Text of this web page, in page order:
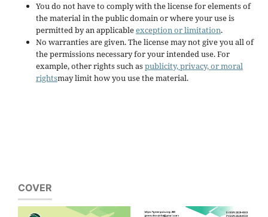
You do not have to comply with the license for elements of
the material in the public domain or where your use is
permitted by an applicableexception or limitation.
No warranties are given. The license may not give you all of
the permissions necessary for your intended use. For
example, other rights such aspublicity, privacy, or moral
rightsmay limit how you use the material.
COVER